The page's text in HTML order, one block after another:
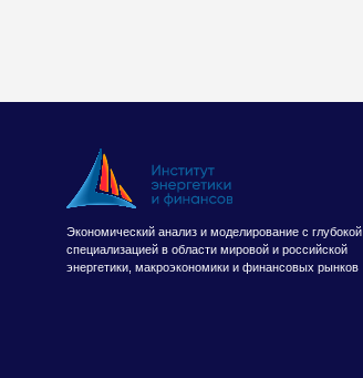
Экономический анализ и моделирование с глубокой
специализацией в области мировой и российской
энергетики, макроэкономики и финансовых рынков